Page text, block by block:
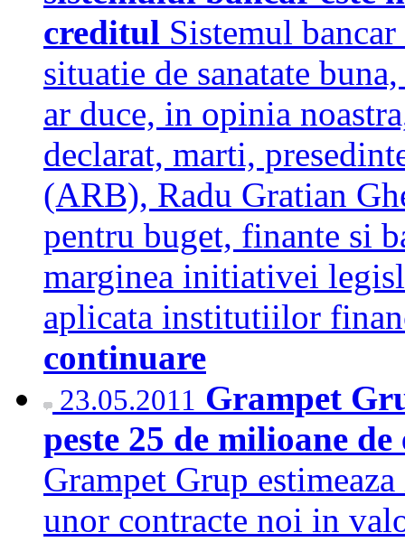
creditul Sistemul
situatie de sanatate
ar duce, in opinia
declarat, marti,
(ARB), Radu Gratian
pentru buget, finante si
marginea initiativei
aplicata institutiilor
continuare
23.05.2011 Grampet
peste 25 de milioane
Grampet Grup
unor contracte noi in